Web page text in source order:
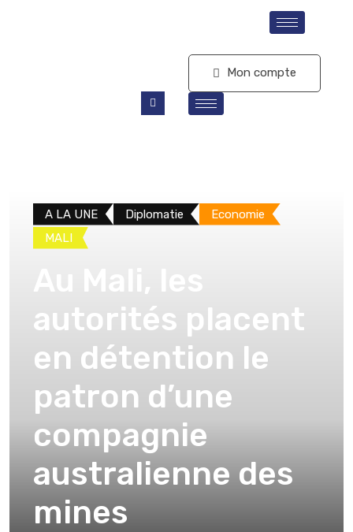
Mon compte
A LA UNE Diplomatie
Economie
MALI
autorités placent
en détention le
patron d’une
compagnie
australienne des
mines